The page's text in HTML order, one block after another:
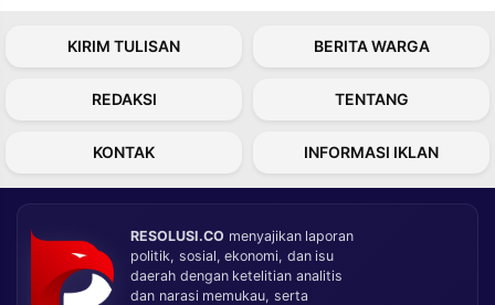
KIRIM TULISAN BERITA WARGA
REDAKSI TENTANG
KONTAK INFORMASI IKLAN
RESOLUSI.CO menyajikan laporan
politik, sosial, ekonomi, dan isu
daerah dengan ketelitian analitis
dan narasi memukau, serta